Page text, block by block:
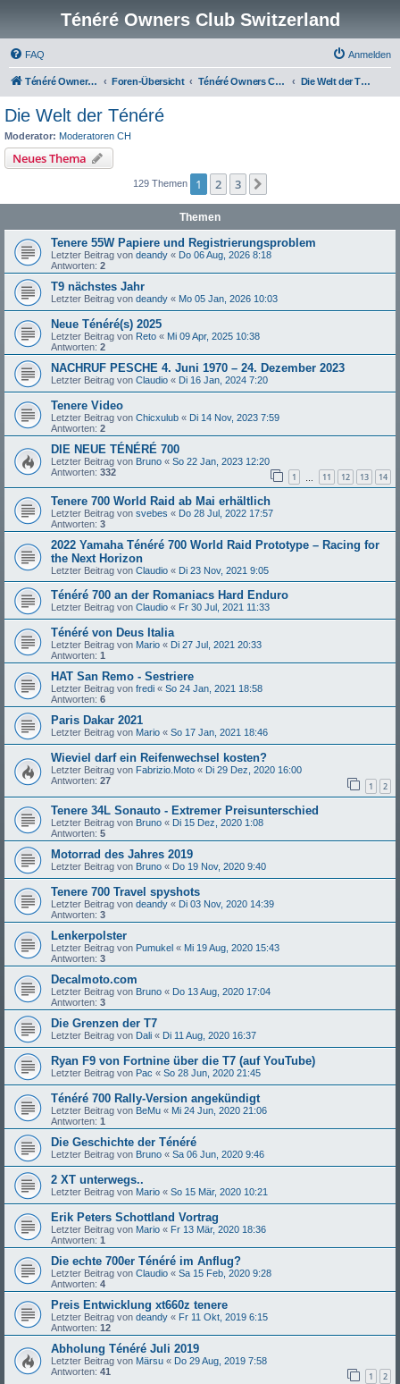
Ténéré Owners Club Switzerland
FAQ Anmelden
Ténéré Owners Club Foren-Übersicht Ténéré Owners Club Schweiz Die Welt der Ténéré
Die Welt der Ténéré
Moderator: Moderatoren CH
Neues Thema
129 Themen 1 2 3
Themen
Tenere 55W Papiere und Registrierungsproblem
Letzter Beitrag von deandy « Do 06 Aug, 2026 8:18
Antworten: 2
T9 nächstes Jahr
Letzter Beitrag von deandy « Mo 05 Jan, 2026 10:03
Neue Ténéré(s) 2025
Letzter Beitrag von Reto « Mi 09 Apr, 2025 10:38
Antworten: 2
NACHRUF PESCHE 4. Juni 1970 – 24. Dezember 2023
Letzter Beitrag von Claudio « Di 16 Jan, 2024 7:20
Tenere Video
Letzter Beitrag von Chicxulub « Di 14 Nov, 2023 7:59
Antworten: 2
DIE NEUE TÉNÉRÉ 700
Letzter Beitrag von Bruno « So 22 Jan, 2023 12:20
Antworten: 332 1 11 12 13 14
Tenere 700 World Raid ab Mai erhältlich
Letzter Beitrag von svebes « Do 28 Jul, 2022 17:57
Antworten: 3
2022 Yamaha Ténéré 700 World Raid Prototype – Racing for
the Next Horizon
Letzter Beitrag von Claudio « Di 23 Nov, 2021 9:05
Ténéré 700 an der Romaniacs Hard Enduro
Letzter Beitrag von Claudio « Fr 30 Jul, 2021 11:33
Ténéré von Deus Italia
Letzter Beitrag von Mario « Di 27 Jul, 2021 20:33
Antworten: 1
HAT San Remo - Sestriere
Letzter Beitrag von fredi « So 24 Jan, 2021 18:58
Antworten: 6
Paris Dakar 2021
Letzter Beitrag von Mario « So 17 Jan, 2021 18:46
Wieviel darf ein Reifenwechsel kosten?
Letzter Beitrag von Fabrizio.Moto « Di 29 Dez, 2020 16:00
Antworten: 27 1 2
Tenere 34L Sonauto - Extremer Preisunterschied
Letzter Beitrag von Bruno « Di 15 Dez, 2020 1:08
Antworten: 5
Motorrad des Jahres 2019
Letzter Beitrag von Bruno « Do 19 Nov, 2020 9:40
Tenere 700 Travel spyshots
Letzter Beitrag von deandy « Di 03 Nov, 2020 14:39
Antworten: 3
Lenkerpolster
Letzter Beitrag von Pumukel « Mi 19 Aug, 2020 15:43
Antworten: 3
Decalmoto.com
Letzter Beitrag von Bruno « Do 13 Aug, 2020 17:04
Antworten: 3
Die Grenzen der T7
Letzter Beitrag von Dali « Di 11 Aug, 2020 16:37
Ryan F9 von Fortnine über die T7 (auf YouTube)
Letzter Beitrag von Pac « So 28 Jun, 2020 21:45
Ténéré 700 Rally-Version angekündigt
Letzter Beitrag von BeMu « Mi 24 Jun, 2020 21:06
Antworten: 1
Die Geschichte der Ténéré
Letzter Beitrag von Bruno « Sa 06 Jun, 2020 9:46
2 XT unterwegs..
Letzter Beitrag von Mario « So 15 Mär, 2020 10:21
Erik Peters Schottland Vortrag
Letzter Beitrag von Mario « Fr 13 Mär, 2020 18:36
Antworten: 1
Die echte 700er Ténéré im Anflug?
Letzter Beitrag von Claudio « Sa 15 Feb, 2020 9:28
Antworten: 4
Preis Entwicklung xt660z tenere
Letzter Beitrag von deandy « Fr 11 Okt, 2019 6:15
Antworten: 12
Abholung Ténéré Juli 2019
Letzter Beitrag von Märsu « Do 29 Aug, 2019 7:58
Antworten: 41 1 2